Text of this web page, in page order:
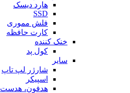
هارد دیسک
SSD
فلش مموری
کارت حافظه
خنک کننده
کول پد
سایر
شارژر لپ تاپ
اسپیکر
هدفون،